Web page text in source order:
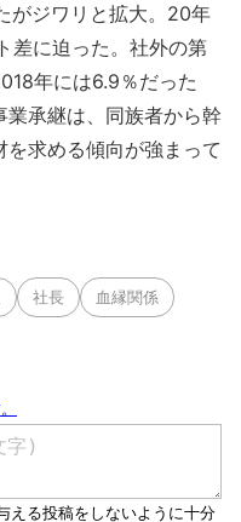
がジワリと拡大。20年
差に迫った。社外の第
年には6.9％だった
承継は、同族者から幹
求める傾向が強まって
社長 血縁関係